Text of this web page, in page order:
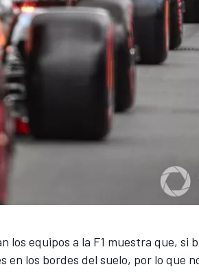
los equipos a la F1 muestra que, si
en los bordes del suelo, por lo que